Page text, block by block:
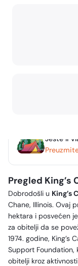
Jeste li
Pregled King’s
Dobrodošli u King’s
Chane, Illinois. Ovaj
hektara i posvećen
za obitelji da se
1974. godine, King’s
Support Foundation,
obitelji kroz